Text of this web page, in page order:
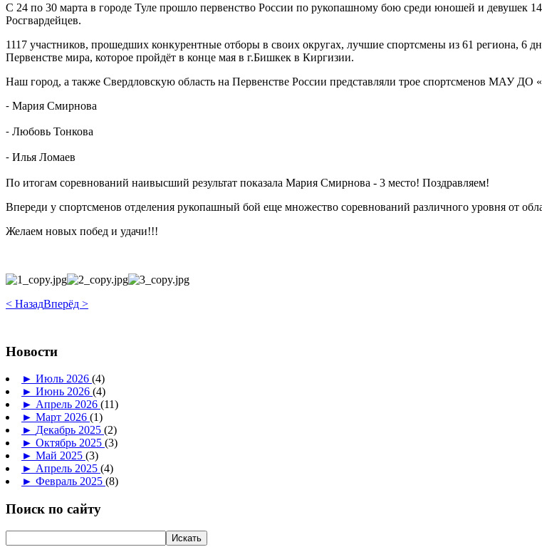
С 24 по 30 марта в городе Туле прошло первенство России по рукопашному бою среди юношей и девушек
Росгвардейцев.
1117 участников, прошедших конкурентные отборы в своих округах, лучшие спортсмены из 61 региона, 6
Первенстве мира, которое пройдёт в конце мая в г.Бишкек в Киргизии.
Наш город, а также Свердловскую область на Первенстве России представляли трое спортсменов МАУ ДО
- Мария Смирнова
- Любовь Тонкова
- Илья Ломаев
По итогам соревнований наивысший результат показала Мария Смирнова - 3 место! Поздравляем!
Впереди у спортсменов отделения рукопашный бой еще множество соревнований различного уровня от
Желаем новых побед и удачи!!!
< НазадВперёд >
Новости
► Июль 2026 (4)
► Июнь 2026 (4)
► Апрель 2026 (11)
► Март 2026 (1)
► Декабрь 2025 (2)
► Октябрь 2025 (3)
► Май 2025 (3)
► Апрель 2025 (4)
► Февраль 2025 (8)
Поиск по сайту